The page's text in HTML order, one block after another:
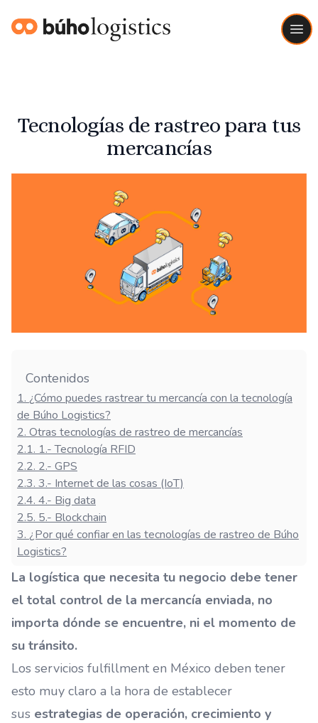
Buho Logistics
Tecnologías de rastreo para tus
mercancías
Contenidos
1. ¿Cómo puedes rastrear tu mercancía con la tecnología
de Búho Logistics?
2. Otras tecnologías de rastreo de mercancías
2.1. 1.- Tecnología RFID
2.2. 2.- GPS
2.3. 3.- Internet de las cosas (IoT)
2.4. 4.- Big data
2.5. 5.- Blockchain
3. ¿Por qué confiar en las tecnologías de rastreo de Búho
Logistics?
La logística que necesita tu negocio debe tener
el total control de la mercancía enviada, no
importa dónde se encuentre, ni el momento de
su tránsito.
Los servicios fulfillment en México deben tener
esto muy claro a la hora de establecer
sus estrategias de operación, crecimiento y